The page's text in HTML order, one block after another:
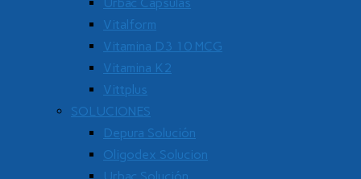
Vitalform
Vitamina D3 10 MCG
Vitamina K2
Vittplus
SOLUCIONES
Depura Solución
Oligodex Solucion